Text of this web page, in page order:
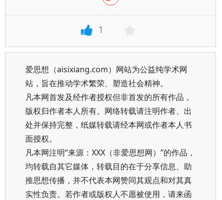
1
爱思想（aisixiang.com）网站为公益纯学术网
站，旨在推动学术繁荣、塑造社会精神。
凡本网首发及经作者授权但非首发的所有作品，
版权归作者本人所有。网络转载请注明作者、出
处并保持完整，纸媒转载请经本网或作者本人书
面授权。
凡本网注明“来源：XXX（非爱思想网）”的作品，
均转载自其它媒体，转载目的在于分享信息、助
推思想传播，并不代表本网赞同其观点和对其真
实性负责。若作者或版权人不愿被使用，请来函